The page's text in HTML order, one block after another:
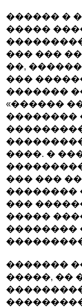
������ �
�����
��� ���
��,
���
�������
«������
��������
����. �
��� ���
��������
���
�����
��������
�������
�����, ��